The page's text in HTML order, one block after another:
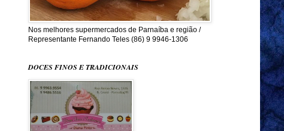
Nos melhores supermercados de Parnaíba e região /
Representante Fernando Teles (86) 9 9946-1306
DOCES FINOS E TRADICIONAIS